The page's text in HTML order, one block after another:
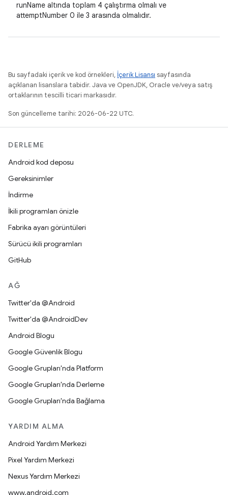
runName altında toplam 4 çalıştırma olmalı ve
attemptNumber 0 ile 3 arasında olmalıdır.
Bu sayfadaki içerik ve kod örnekleri, İçerik Lisansı sayfasında
açıklanan lisanslara tabidir. Java ve OpenJDK, Oracle ve/veya satış
ortaklarının tescilli ticari markasıdır.
Son güncelleme tarihi: 2026-06-22 UTC.
DERLEME
Android kod deposu
Gereksinimler
İndirme
İkili programları önizle
Fabrika ayarı görüntüleri
Sürücü ikili programları
GitHub
AĞ
Twitter'da @Android
Twitter'da @AndroidDev
Android Blogu
Google Güvenlik Blogu
Google Grupları'nda Platform
Google Grupları'nda Derleme
Google Grupları'nda Bağlama
YARDIM ALMA
Android Yardım Merkezi
Pixel Yardım Merkezi
Nexus Yardım Merkezi
www.android.com